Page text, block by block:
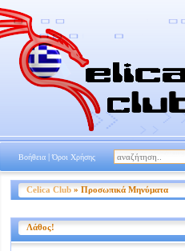
Βοήθεια | Όροι Χρήσης
Celica Club » Προσωπικά Μηνύματα
Λάθος!